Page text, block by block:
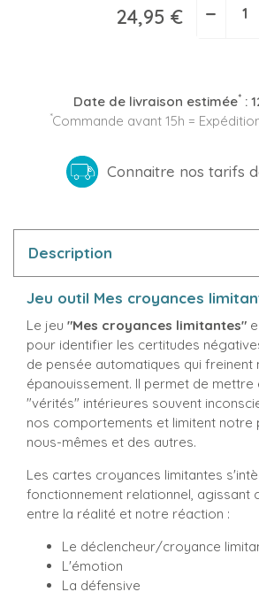
24,95 € −
Date de livraison estimée*:
*Commande avant 15h =
Connaitre nos tarifs
Description
Jeu outil Mes croyances
Le jeu "Mes croyances limitantes"
pour identifier les certitudes
de pensée automatiques qui freinent
épanouissement. Il permet de mettre
"vérités" intérieures souvent
nos comportements et limitent notre
nous-mêmes et des autres.
Les cartes croyances limitantes
fonctionnement relationnel, agissant
entre la réalité et notre réaction :
Le déclencheur/croyance
L'émotion
La défensive